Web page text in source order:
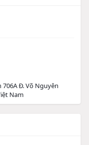
706A Đ. Võ Nguyên
Nam